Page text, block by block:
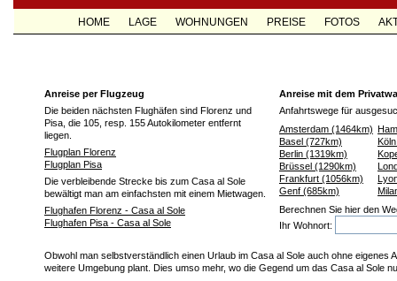
HOME LAGE WOHNUNGEN PREISE FOTOS
Anreise per Flugzeug
Die beiden nächsten Flughäfen sind Florenz und
Pisa, die 105, resp. 155 Autokilometer entfernt
liegen.
Flugplan Florenz
Flugplan Pisa
Die verbleibende Strecke bis zum Casa al Sole
bewältigt man am einfachsten mit einem Mietwagen.
Flughafen Florenz - Casa al Sole
Flughafen Pisa - Casa al Sole
Anreise mit dem
Anfahrtswege für
Amsterdam (1464km)
Basel (727km)
Berlin (1319km)
Brüssel (1290km)
Frankfurt (1056km)
Genf (685km)
Berechnen Sie hier den
Ihr Wohnort:
Obwohl man selbstverständlich einen Urlaub im Casa al Sole auch ohne
weitere Umgebung plant. Dies umso mehr, wo die Gegend um das Casa al Sole